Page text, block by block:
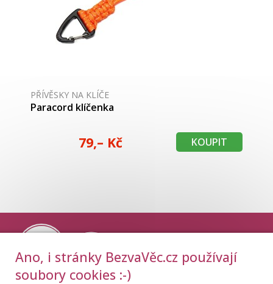
PŘÍVĚSKY NA KLÍČE
Paracord klíčenka
79,– Kč KOUPIT
Ano, i stránky BezvaVěc.cz používají
soubory cookies :-)